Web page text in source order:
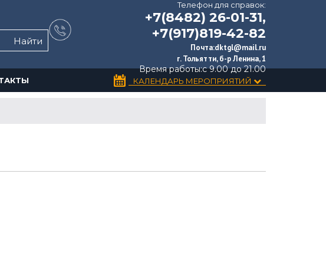
Найти
Телефон для справок:
+7(8482) 26-01-31,
+7(917)819-42-82
Почта:dktgl@mail.ru
г. Тольятти, б-р Ленина, 1
Время работы:с 9.00 до 21.00
КАЛЕНДАРЬ МЕРОПРИЯТИЙ